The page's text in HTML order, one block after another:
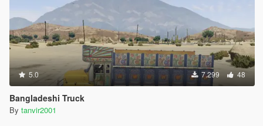
5.0 7.299 48
Bangladeshi Truck
By tanvir2001